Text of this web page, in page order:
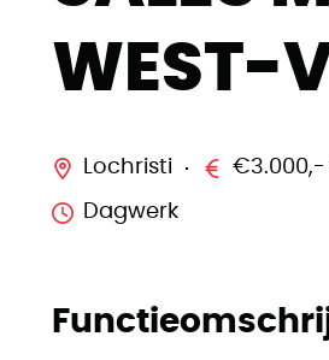
WEST-
Lochristi
Dagwerk